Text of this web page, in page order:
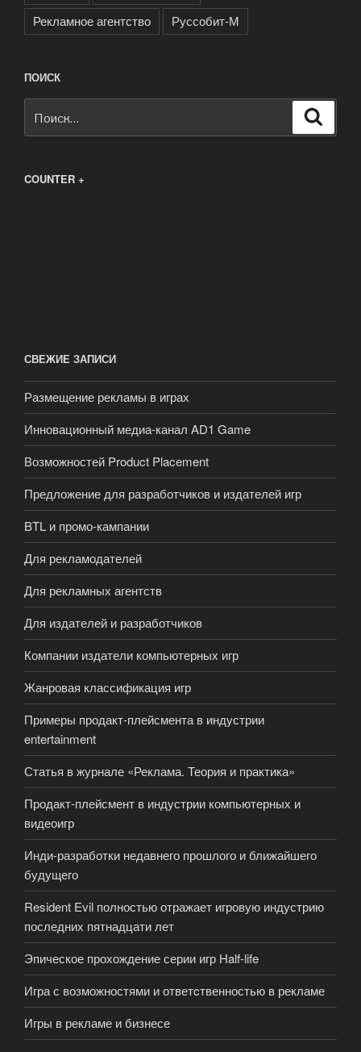
Рекламное агентство
Руссобит-М
ПОИСК
COUNTER +
СВЕЖИЕ ЗАПИСИ
Размещение рекламы в играх
Инновационный медиа-канал AD1 Game
Возможностей Product Placement
Предложение для разработчиков и издателей игр
BTL и промо-кампании
Для рекламодателей
Для рекламных агентств
Для издателей и разработчиков
Компании издатели компьютерных игр
Жанровая классификация игр
Примеры продакт-плейсмента в индустрии
entertainment
Статья в журнале «Реклама. Теория и практика»
Продакт-плейсмент в индустрии компьютерных и
видеоигр
Инди-разработки недавнего прошлого и ближайшего
будущего
Resident Evil полностью отражает игровую индустрию
последних пятнадцати лет
Эпическое прохождение серии игр Half-life
Игра с возможностями и ответcтвенностью в рекламе
Игры в рекламе и бизнесе